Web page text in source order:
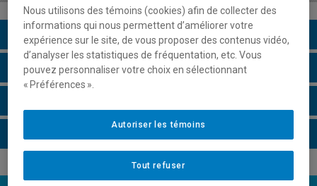
Description du cours
Horaire - Été 2026
Nous utilisons des témoins (cookies) afin de collecter des
informations qui nous permettent d’améliorer votre
expérience sur le site, de vous proposer des contenus vidéo,
d’analyser les statistiques de fréquentation, etc. Vous
pouvez personnaliser votre choix en sélectionnant
« Préférences ».
Tout refuser
Autoriser les témoins